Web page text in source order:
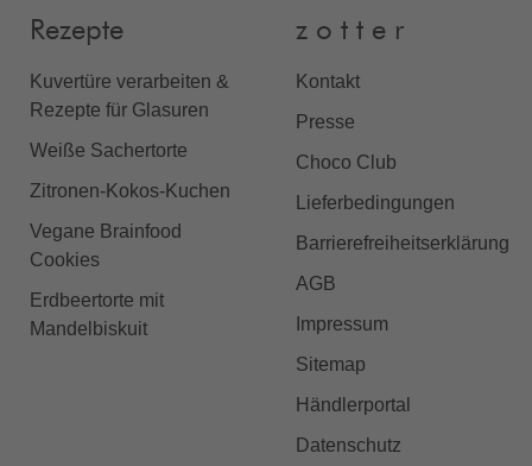
Rezepte
Kuvertüre verarbeiten &
Rezepte für Glasuren
Weiße Sachertorte
Zitronen-Kokos-Kuchen
Vegane Brainfood
Cookies
Erdbeertorte mit
Mandelbiskuit
z o t t e r
Kontakt
Presse
Choco Club
Lieferbedingungen
Barrierefreiheitserklärung
AGB
Impressum
Sitemap
Händlerportal
Datenschutz